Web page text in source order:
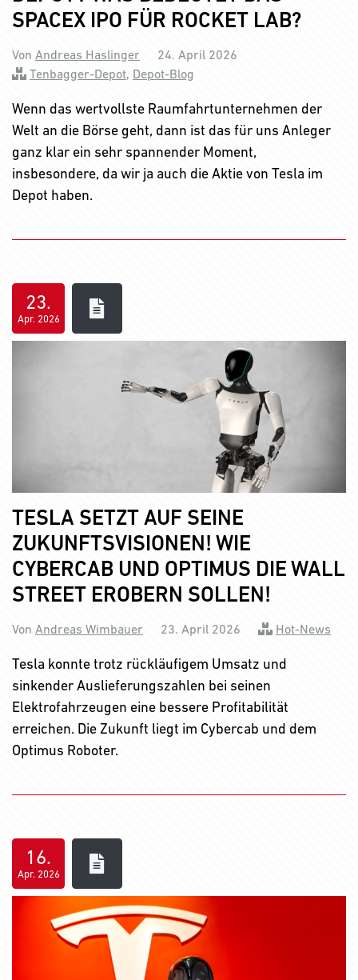
SPACEX IPO FÜR ROCKET LAB?
Von Andreas Haslinger
24. April 2026
Tenbagger-Depot, Depot-Blog
Wenn das wertvollste Raumfahrtunternehmen der
Welt an die Börse geht, dann ist das für uns Anleger
ganz klar ein sehr spannender Moment,
insbesondere, da wir ja auch die Aktie von Tesla im
Depot haben.
23.
Apr. 2026
TESLA SETZT AUF SEINE
ZUKUNFTSVISIONEN! WIE
CYBERCAB UND OPTIMUS DIE WALL
STREET EROBERN SOLLEN!
Von Andreas Wimbauer 23. April 2026 Hot-News
Tesla konnte trotz rückläufigem Umsatz und
sinkender Auslieferungszahlen bei seinen
Elektrofahrzeugen eine bessere Profitabilität
erreichen. Die Zukunft liegt im Cybercab und dem
Optimus Roboter.
16.
Apr. 2026